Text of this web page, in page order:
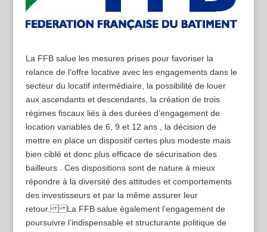
La FFB salue les mesures prises pour favoriser la
relance de l’offre locative avec les engagements dans le
secteur du locatif intermédiaire, la possibilité de louer
aux ascendants et descendants, la création de trois
régimes fiscaux liés à des durées d’engagement de
location variables de 6, 9 et 12 ans , la décision de
mettre en place un dispositif certes plus modeste mais
bien ciblé et donc plus efficace de sécurisation des
bailleurs . Ces dispositions sont de nature à mieux
répondre à la diversité des attitudes et comportements
des investisseurs et par la même assurer leur
retour. La FFB salue également l’engagement de
poursuivre l’indispensable et structurante politique de